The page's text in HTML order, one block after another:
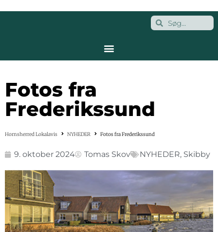
Fotos fra
Frederikssund
Hornsherred Lokalavis NYHEDER Fotos fra Frederikssund
9. oktober 2024 Tomas Skov NYHEDER, Skibby